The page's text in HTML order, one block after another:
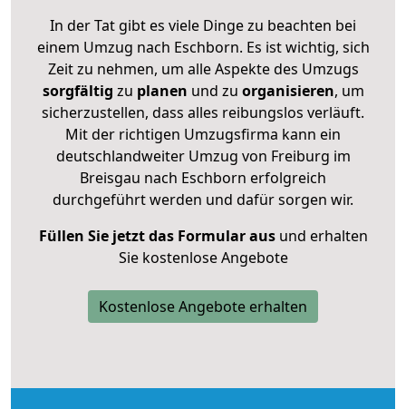
In der Tat gibt es viele Dinge zu beachten bei
einem Umzug nach Eschborn. Es ist wichtig, sich
Zeit zu nehmen, um alle Aspekte des Umzugs
sorgfältig zu planen und zu organisieren, um
sicherzustellen, dass alles reibungslos verläuft.
Mit der richtigen Umzugsfirma kann ein
deutschlandweiter Umzug von Freiburg im
Breisgau nach Eschborn erfolgreich
durchgeführt werden und dafür sorgen wir.
Füllen Sie jetzt das Formular ausund erhalten
Sie kostenlose Angebote
Kostenlose Angebote erhalten